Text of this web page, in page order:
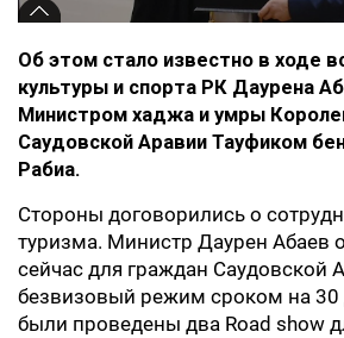
Об этом стало известно в ходе
культуры и спорта РК Даурена
Министром хаджа и умры
Саудовской Аравии Тауфиком
Рабиа.
Стороны договорились о
туризма. Министр Даурен Абаев
сейчас для граждан Саудовской
безвизовый режим сроком на 30
были проведены два Road show